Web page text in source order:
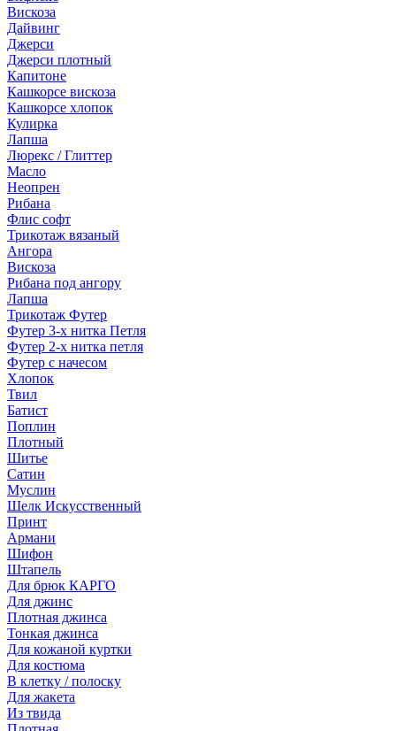
Вискоза
Дайвинг
Джерси
Джерси плотный
Капитоне
Кашкорсе вискоза
Кашкорсе хлопок
Кулирка
Лапша
Люрекс / Глиттер
Масло
Неопрен
Рибана
Флис софт
Трикотаж вязаный
Ангора
Вискоза
Рибана под ангору
Лапша
Трикотаж Футер
Футер 3-х нитка Петля
Футер 2-х нитка петля
Футер с начесом
Хлопок
Твил
Батист
Поплин
Плотный
Шитье
Сатин
Муслин
Шелк Искусственный
Принт
Армани
Шифон
Штапель
Для брюк КАРГО
Для джинс
Плотная джинса
Тонкая джинса
Для кожаной куртки
Для костюма
В клетку / полоску
Для жакета
Из твида